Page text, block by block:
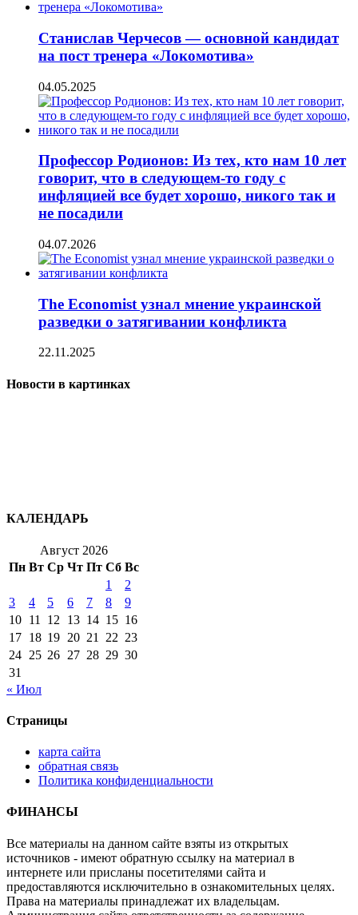
Станислав Черчесов — основной кандидат
на пост тренера «Локомотива»
04.05.2025
Профессор Родионов: Из тех, кто нам 10 лет
говорит, что в следующем-то году с
инфляцией все будет хорошо, никого так и
не посадили
04.07.2026
The Economist узнал мнение украинской
разведки о затягивании конфликта
22.11.2025
Новости в картинках
КАЛЕНДАРЬ
Август 2026
Пн Вт Ср Чт Пт Сб Вс
1
2
3
4 5 6 7 8
9
10 11 12 13 14 15 16
17 18 19 20 21 22 23
24 25 26 27 28 29 30
31
« Июл
Страницы
карта сайта
обратная связь
Политика конфиденциальности
ФИНАНСЫ
Все материалы на данном сайте взяты из открытых
источников - имеют обратную ссылку на материал в
интернете или присланы посетителями сайта и
предоставляются исключительно в ознакомительных целях.
Права на материалы принадлежат их владельцам.